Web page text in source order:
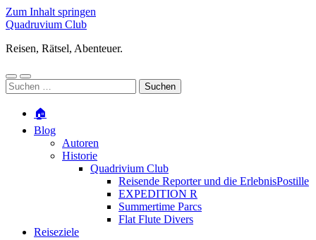
Zum Inhalt springen
Quadruvium Club
Reisen, Rätsel, Abenteuer.
Mobile-
Menü
Suchfeld
ein-/ausblenden
Suchen
nach:
🏠
Blog
Autoren
Historie
Quadrivium Club
Reisende Reporter und die ErlebnisPostille
EXPEDITION R
Summertime Parcs
Flat Flute Divers
Reiseziele